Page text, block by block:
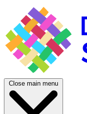
Close main menu